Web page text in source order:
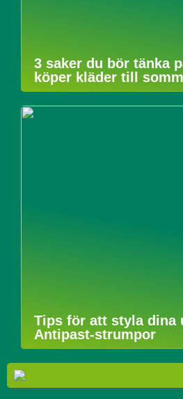
3 saker du bör tänka
köper kläder till
Tips för att styla dina
Antipast-strumpor